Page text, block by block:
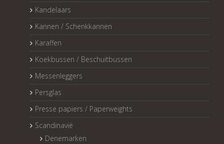
Kandelaars
Kannen / Schenkkannen
Karaffen
Koekbussen / Beschuitbussen
Messenleggers
Persglas
Presse papiers / Paperweights
Scandinavië
Denemarken